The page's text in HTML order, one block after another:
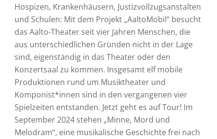
Hospizen, Krankenhäusern, Justizvollzugsanstalten
und Schulen: Mit dem Projekt „AaltoMobil“ besucht
das Aalto-Theater seit vier Jahren Menschen, die
aus unterschiedlichen Gründen nicht in der Lage
sind, eigenständig in das Theater oder den
Konzertsaal zu kommen. Insgesamt elf mobile
Produktionen rund um Musiktheater und
Komponist*innen sind in den vergangenen vier
Spielzeiten entstanden. Jetzt geht es auf Tour! Im
September 2024 stehen „Minne, Mord und
Melodram“, eine musikalische Geschichte frei nach